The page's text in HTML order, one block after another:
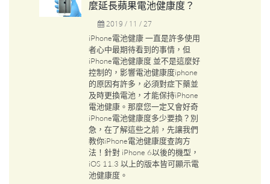
麼延長蘋果電池健康度？
2019 / 11 / 27
iPhone電池健康 一直是許多使用
者心中最期待看到的事情，但
iPhone電池健康度 並不是這麼好
控制的，影響電池健康度iphone
的原因有許多，必須對症下藥並
及時更換電池，才能保持iPhone
電池健康。那麼您一定又會好奇
iPhone電池健康度多少要換？別
急，在了解這些之前，先讓我們
教你iPhone電池健康度查詢方
法！針對 iPhone 6以後的機型，
iOS 11.3 以上的版本皆可顯示電
池健康度。